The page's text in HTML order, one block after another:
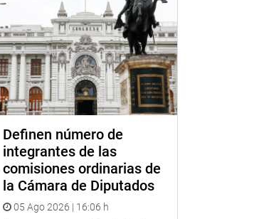
Definen número de
integrantes de las
comisiones ordinarias de
la Cámara de Diputados
05 Ago 2026 | 16:06 h